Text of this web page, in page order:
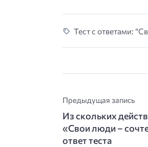
Тест с ответами:
Предыдущая запись
Из скольких
«Свои люди –
ответ теста